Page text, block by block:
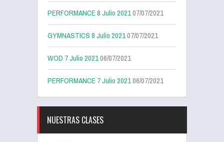
PERFORMANCE 8 Julio 202107/07/2021
GYMNASTICS 8 Julio 202107/07/2021
WOD 7 Julio 202106/07/2021
PERFORMANCE 7 Julio 202106/07/2021
NUESTRAS CLASES